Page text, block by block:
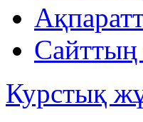
Сайттың
Курстық